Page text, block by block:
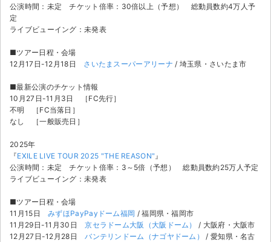
公演時間：未定 チケット倍率：30倍以上（予想） 総動員数約4万人予
定
ライブビューイング：未発表
■ツアー日程・会場
12月17日-12月18日 さいたまスーパーアリーナ / 埼玉県・さいたま市
■最新公演のチケット情報
10月27日-11月3日 ［FC先行］
不明 ［FC当落日］
なし ［一般販売日］
2025年
『EXILE LIVE TOUR 2025 "THE REASON" 』
公演時間：未定 チケット倍率：3～5倍（予想） 総動員数約25万人予定
ライブビューイング：未発表
■ツアー日程・会場
11月15日みずほPayPayドーム福岡 / 福岡県・福岡市
11月29日-11月30日京セラドーム大阪（大阪ドーム）
/ 大阪府・大阪市
12月27日-12月28日バンテリンドーム（ナゴヤドーム）
/ 愛知県・名古